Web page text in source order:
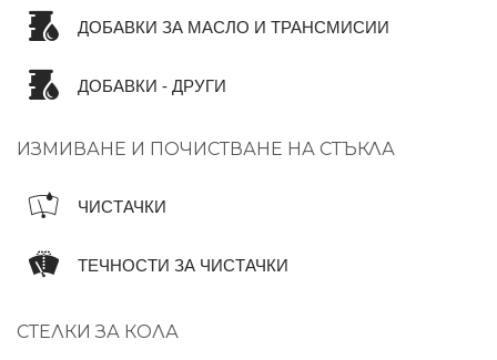
ДОБАВКИ ЗА МАСЛО И ТРАНСМИСИИ
ДОБАВКИ - ДРУГИ
ИЗМИВАНЕ И ПОЧИСТВАНЕ НА СТЪКЛА
ЧИСТАЧКИ
ТЕЧНОСТИ ЗА ЧИСТАЧКИ
СТЕЛКИ ЗА КОЛА